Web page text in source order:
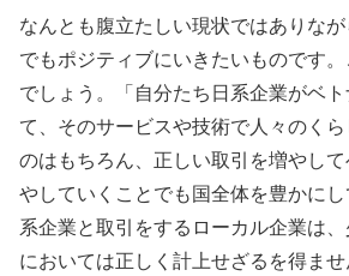
なんとも腹立たしい現状ではありな
でもポジティブにいきたいものです
でしょう。「自分たち日系企業がベ
て、そのサービスや技術で人々のくら
のはもちろん、正しい取引を増やし
やしていくことでも国全体を豊かに
系企業と取引をするローカル企業は、
においては正しく計上せざるを得ま